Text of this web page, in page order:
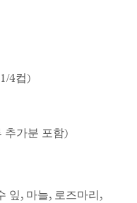
4컵)
추가분 포함)
잎, 마늘, 로즈마리,